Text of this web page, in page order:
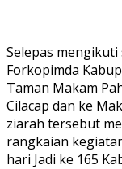
Selepas mengikuti
Forkopimda
Taman Makam
Cilacap dan ke
ziarah tersebut
rangkaian
hari Jadi ke 165